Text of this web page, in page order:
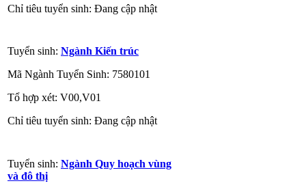
Chỉ tiêu tuyển sinh: Đang cập nhật
Tuyển sinh: Ngành Kiến trúc
Mã Ngành Tuyển Sinh: 7580101
Tổ hợp xét: V00,V01
Chỉ tiêu tuyển sinh: Đang cập nhật
Tuyển sinh: Ngành Quy hoạch vùng
và đô thị